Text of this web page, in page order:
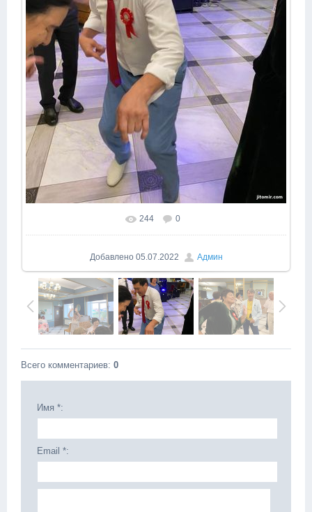
244 0
Добавлено 05.07.2022 Админ
Всего комментариев: 0
Имя *:
Email *: